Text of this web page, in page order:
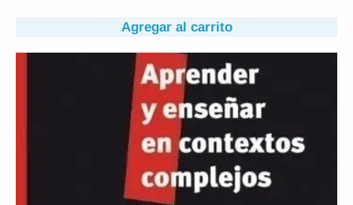
Agregar al carrito